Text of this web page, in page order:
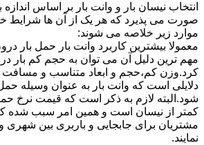
انتخاب نیسان بار و وانت بار بر اساس اندازه
صورت می پذیرد که هر یک از آن ها شرایط
موارد زیر خلاصه می شوند:
معمولا بیشترین کاربرد وانت بار حمل بار
مهم ترین دلیل آن می توان به حجم کم بار
کرد.وزن کم،حجم و ابعاد متناسب و مسافت
دلایلی است که وانت بار به عنوان وسیله
شود.البته لازم به ذکر است که قیمت نرخ
کمتر از نیسان است و همین امر سبب شده که
مشتریان برای جابجایی و باربری بین شهری
نمایند.